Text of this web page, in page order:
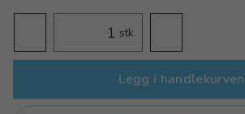
stk.
Legg i handlekurven